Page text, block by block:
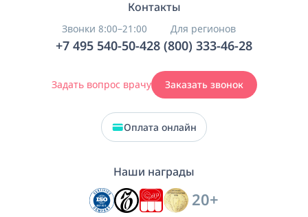
Контакты
Звонки 8:00–21:00
+7 495 540-50-42
Для регионов
8 (800) 333-46-28
Задать вопрос врачу Заказать звонок
Оплата онлайн
Наши награды
20+